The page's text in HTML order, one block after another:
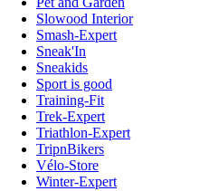
Slowood Interior
Smash-Expert
Sneak'In
Sneakids
Sport is good
Training-Fit
Trek-Expert
Triathlon-Expert
TripnBikers
Vélo-Store
Winter-Expert